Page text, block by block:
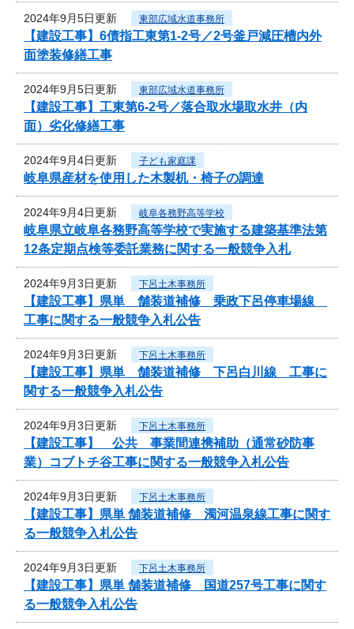
2024年9月5日更新 東部広域水道事務所
【建設工事】6債指工東第1-2号／2号釜戸減圧槽内外
面塗装修繕工事
2024年9月5日更新 東部広域水道事務所
【建設工事】工東第6-2号／落合取水場取水井（内
面）劣化修繕工事
2024年9月4日更新 子ども家庭課
岐阜県産材を使用した木製机・椅子の調達
2024年9月4日更新 岐阜各務野高等学校
岐阜県立岐阜各務野高等学校で実施する建築基準法第
12条定期点検等委託業務に関する一般競争入札
2024年9月3日更新 下呂土木事務所
【建設工事】県単 舗装道補修 乗政下呂停車場線
工事に関する一般競争入札公告
2024年9月3日更新 下呂土木事務所
【建設工事】県単 舗装道補修 下呂白川線 工事に
関する一般競争入札公告
2024年9月3日更新 下呂土木事務所
【建設工事】 公共 事業間連携補助（通常砂防事
業）コブトチ谷工事に関する一般競争入札公告
2024年9月3日更新 下呂土木事務所
【建設工事】県単 舗装道補修 濁河温泉線工事に関す
る一般競争入札公告
2024年9月3日更新 下呂土木事務所
【建設工事】県単 舗装道補修 国道257号工事に関す
る一般競争入札公告